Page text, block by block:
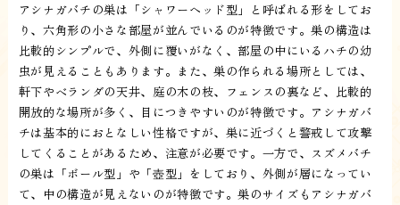
アシナガバチの巣は「シャワーヘッド型」と呼ばれる形をしてお
り、六角形の小さな部屋が並んでいるのが特徴です。巣の構造は
比較的シンプルで、外側に覆いがなく、部屋の中にいるハチの幼
虫が見えることもあります。また、巣の作られる場所としては、
軒下やベランダの天井、庭の木の枝、フェンスの裏など、比較的
開放的な場所が多く、目につきやすいのが特徴です。アシナガバ
チは基本的におとなしい性格ですが、巣に近づくと警戒して攻撃
してくることがあるため、注意が必要です。一方で、スズメバチ
の巣は「ボール型」や「壺型」をしており、外側が層になってい
て、中の構造が見えないのが特徴です。巣のサイズもアシナガバ